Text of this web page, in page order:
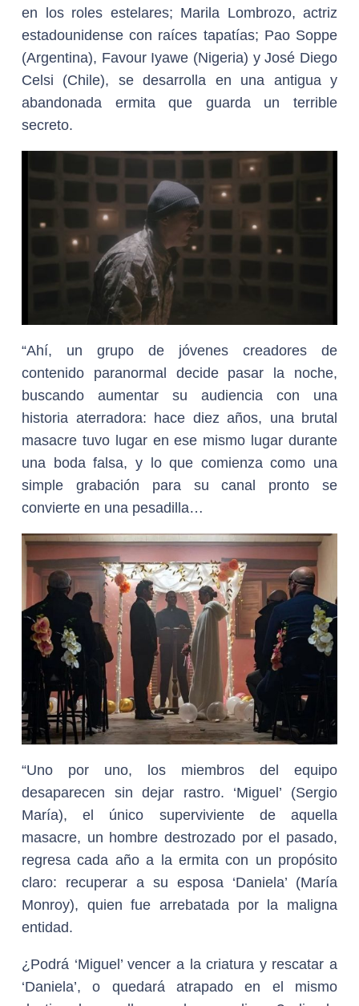
en los roles estelares; Marila Lombrozo, actriz
estadounidense con raíces tapatías; Pao Soppe
(Argentina), Favour Iyawe (Nigeria) y José Diego
Celsi (Chile), se desarrolla en una antigua y
abandonada ermita que guarda un terrible
secreto.
“Ahí, un grupo de jóvenes creadores de
contenido paranormal decide pasar la noche,
buscando aumentar su audiencia con una
historia aterradora: hace diez años, una brutal
masacre tuvo lugar en ese mismo lugar durante
una boda falsa, y lo que comienza como una
simple grabación para su canal pronto se
convierte en una pesadilla…
“Uno por uno, los miembros del equipo
desaparecen sin dejar rastro. ‘Miguel’ (Sergio
María), el único superviviente de aquella
masacre, un hombre destrozado por el pasado,
regresa cada año a la ermita con un propósito
claro: recuperar a su esposa ‘Daniela’ (María
Monroy), quien fue arrebatada por la maligna
entidad.
¿Podrá ‘Miguel’ vencer a la criatura y rescatar a
‘Daniela’, o quedará atrapado en el mismo